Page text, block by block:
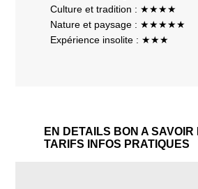
Culture et tradition : ★★★★
Nature et paysage : ★★★★★
Expérience insolite : ★★★
EN DETAILS BON A SAVOIR
TARIFS
INFOS PRATIQUES